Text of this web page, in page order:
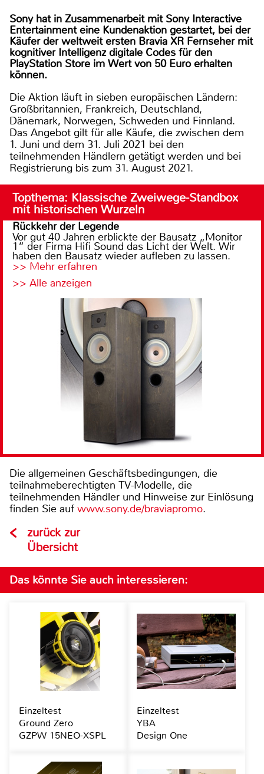
Sony hat in Zusammenarbeit mit Sony Interactive
Entertainment eine Kundenaktion gestartet, bei der
Käufer der weltweit ersten Bravia XR Fernseher mit
kognitiver Intelligenz digitale Codes für den
PlayStation Store im Wert von 50 Euro erhalten
können.
Die Aktion läuft in sieben europäischen Ländern:
Großbritannien, Frankreich, Deutschland,
Dänemark, Norwegen, Schweden und Finnland.
Das Angebot gilt für alle Käufe, die zwischen dem
1. Juni und dem 31. Juli 2021 bei den
teilnehmenden Händlern getätigt werden und bei
Registrierung bis zum 31. August 2021.
Topthema: Klassische Zweiwege-Standbox
mit historischen Wurzeln
Rückkehr der Legende
Vor gut 40 Jahren erblickte der Bausatz „Monitor
1“ der Firma Hifi Sound das Licht der Welt. Wir
haben den Bausatz wieder aufleben zu lassen.
>> Mehr erfahren
>> Alle anzeigen
Die allgemeinen Geschäftsbedingungen, die
teilnahmeberechtigten TV-Modelle, die
teilnehmenden Händler und Hinweise zur Einlösung
finden Sie auf www.sony.de/braviapromo.
zurück zur
Übersicht
Das könnte Sie auch interessieren:
Einzeltest
Ground Zero
GZPW 15NEO-XSPL
Einzeltest
YBA
Design One